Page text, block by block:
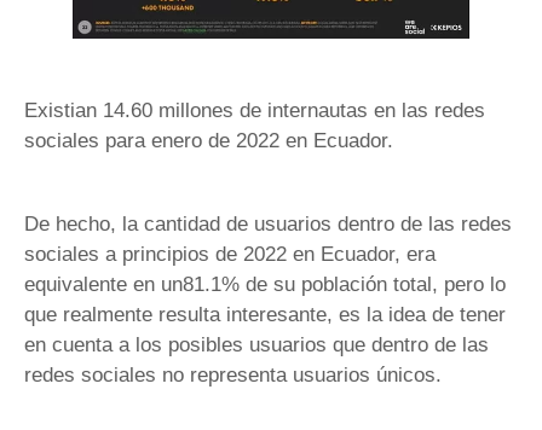
Existian 14.60 millones de internautas en las redes
sociales para enero de 2022 en Ecuador.
De hecho, la cantidad de usuarios dentro de las redes
sociales a principios de 2022 en Ecuador, era
equivalente en un81.1% de su población total, pero lo
que realmente resulta interesante, es la idea de tener
en cuenta a los posibles usuarios que dentro de las
redes sociales no representa usuarios únicos.